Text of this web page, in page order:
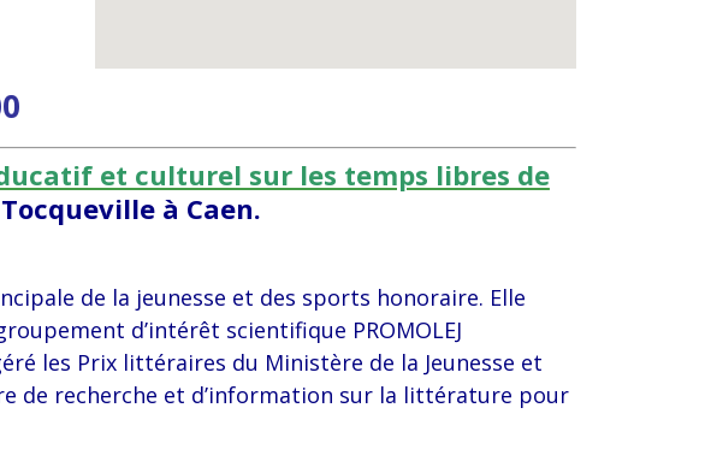
et culturel sur les temps libres de
à Caen.
de la jeunesse et des sports honoraire. Elle
d’intérêt scientifique PROMOLEJ
les Prix littéraires du Ministère de la Jeunesse et
de recherche et d’information sur la littérature pour